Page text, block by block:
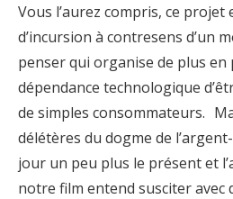
Vous l’aurez compris, ce
d’incursion à contresens d’un
penser qui organise de plus en
dépendance technologique
de simples consommateurs.
délétères du dogme de
jour un peu plus le présent et
notre film entend susciter avec